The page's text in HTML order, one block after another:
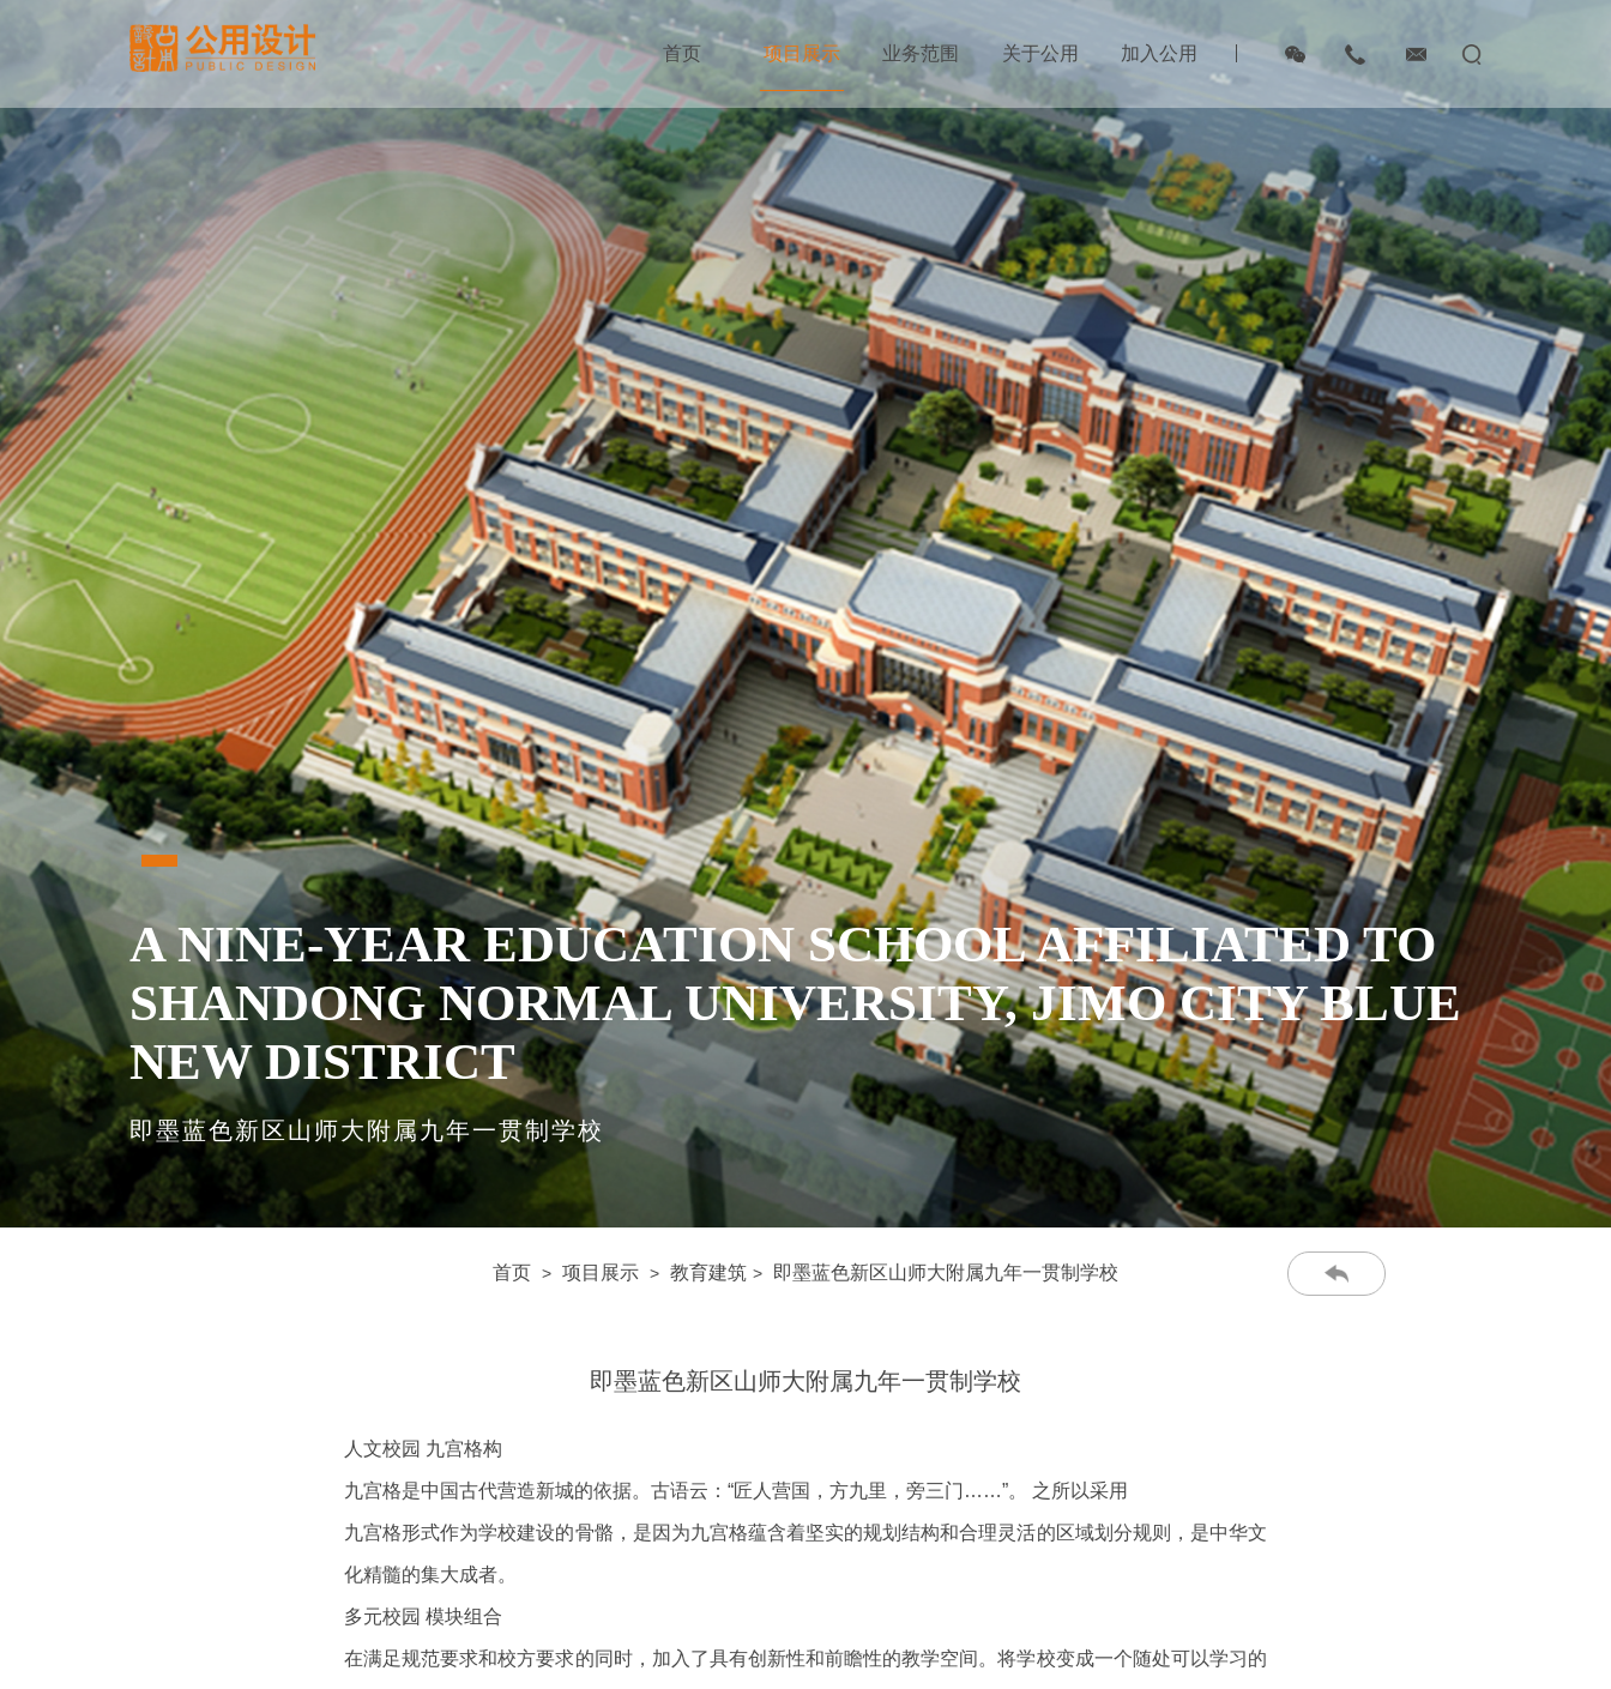
首页 项目展示 业务范围 关于公用 加入公用
A NINE-YEAR EDUCATION SCHOOL AFFILIATED TO
SHANDONG NORMAL UNIVERSITY, JIMO CITY BLUE
NEW DISTRICT
即墨蓝色新区山师大附属九年一贯制学校
首页 > 项目展示 > 教育建筑 > 即墨蓝色新区山师大附属九年一贯制学校
即墨蓝色新区山师大附属九年一贯制学校
人文校园 九宫格构
九宫格是中国古代营造新城的依据。古语云：“匠人营国，方九里，旁三门……”。 之所以采用
九宫格形式作为学校建设的骨骼，是因为九宫格蕴含着坚实的规划结构和合理灵活的区域划分规则，是中华文
化精髓的集大成者。
多元校园 模块组合
在满足规范要求和校方要求的同时，加入了具有创新性和前瞻性的教学空间。将学校变成一个随处可以学习的